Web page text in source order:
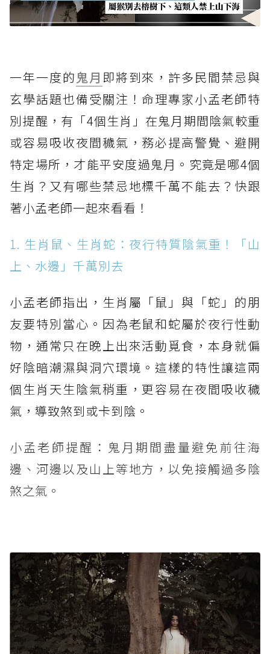
一年一度的鬼月 即將到來，許多民間禁忌與
玄學話題也備受關注！命理專家小孟老師特
別提醒，有「4個生肖」在鬼月期間陰氣較重
或容易吸收夜間穢氣，務必提高警覺、避開
特定場所，才能平安度過鬼月。究竟是哪4個
生肖？又有哪些禁忌地標千萬不能去？快跟
著小孟老師一起來看看！
1. 生肖鼠、生肖蛇：夜行特質陰氣重！「山
上、水邊」千萬別去
小孟老師指出，生肖屬「鼠」與「蛇」的朋
友要特別當心。因為老鼠和蛇屬於夜行性動
物，通常只在晚上出來活動覓食，本身就偏
好陰暗潮濕與洞穴環境。這樣的特性讓這兩
個生肖天生陰氣稍重，更容易在夜間吸收穢
氣，導致煞到或卡到陰。
小孟老師提醒：鬼月期間盡量避免前往海
邊、河邊以及山上等地方，以免接觸過多陰
煞之氣。